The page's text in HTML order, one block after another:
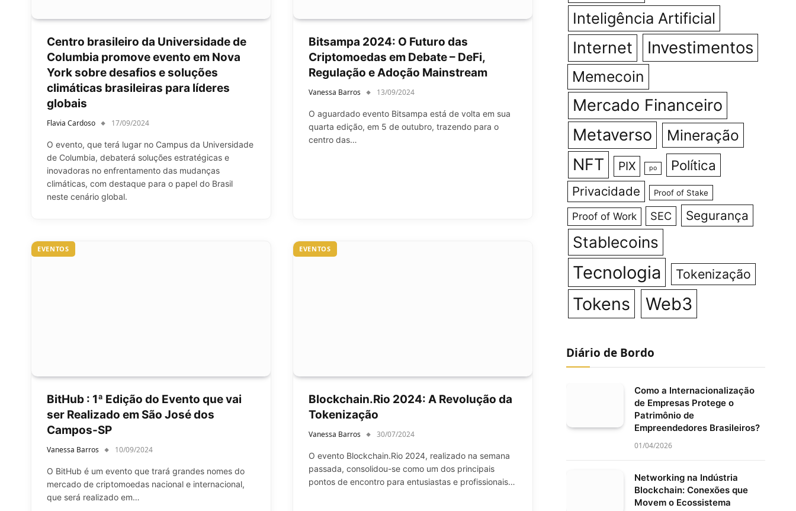
Centro brasileiro da Universidade de
Columbia promove evento em Nova
York sobre desafios e soluções
climáticas brasileiras para líderes
globais
Flavia Cardoso 17/09/2024
O evento, que terá lugar no Campus da Universidade
de Columbia, debaterá soluções estratégicas e
inovadoras no enfrentamento das mudanças
climáticas, com destaque para o papel do Brasil
neste cenário global.
Bitsampa 2024: O Futuro das
Criptomoedas em Debate – DeFi,
Regulação e Adoção Mainstream
Vanessa Barros 13/09/2024
O aguardado evento Bitsampa está de volta em sua
quarta edição, em 5 de outubro, trazendo para o
centro das…
EVENTOS
BitHub : 1ª Edição do Evento que vai
ser Realizado em São José dos
Campos-SP
Vanessa Barros 10/09/2024
O BitHub é um evento que trará grandes nomes do
mercado de criptomoedas nacional e internacional,
que será realizado em…
EVENTOS
Blockchain.Rio 2024: A Revolução da
Tokenização
Vanessa Barros 30/07/2024
O evento Blockchain.Rio 2024, realizado na semana
passada, consolidou-se como um dos principais
pontos de encontro para entusiastas e profissionais…
Inteligência Artificial
Internet Investimentos
Memecoin
Mercado Financeiro
Metaverso
Mineração
NFT PIX po Política
Privacidade Proof of Stake
Proof of Work SEC Segurança
Stablecoins
Tecnologia Tokenização
Tokens Web3
Diário de Bordo
Como a Internacionalização
de Empresas Protege o
Patrimônio de
Empreendedores Brasileiros?
01/04/2026
Networking na Indústria
Blockchain: Conexões que
Movem o Ecossistema